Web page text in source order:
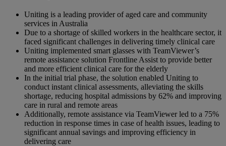
Uniting is a leading provider of aged care and community
services in Australia
Due to a shortage of skilled workers in the healthcare sector, it
faced significant challenges in delivering timely clinical care
Uniting implemented smart glasses with TeamViewer’s
remote assistance solution Frontline Assist to provide better
and more efficient clinical care for the elderly
In the initial trial phase, the solution enabled Uniting to
conduct instant clinical assessments, alleviating the skills
shortage, reducing hospital admissions by 62% and improving
care in rural and remote areas
Additionally, remote assistance via TeamViewer led to a 75%
reduction in response times in case of health issues, leading to
significant annual savings and improving efficiency in
delivering care